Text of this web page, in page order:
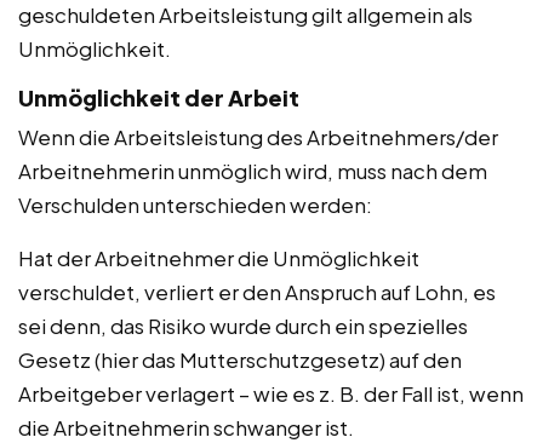
geschuldeten Arbeitsleistung gilt allgemein als
Unmöglichkeit.
Unmöglichkeit der Arbeit
Wenn die Arbeitsleistung des Arbeitnehmers/der
Arbeitnehmerin unmöglich wird, muss nach dem
Verschulden unterschieden werden:
Hat der Arbeitnehmer die Unmöglichkeit
verschuldet, verliert er den Anspruch auf Lohn, es
sei denn, das Risiko wurde durch ein spezielles
Gesetz (hier das Mutterschutzgesetz) auf den
Arbeitgeber verlagert – wie es z. B. der Fall ist, wenn
die Arbeitnehmerin schwanger ist.